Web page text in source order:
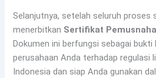
Selanjutnya, setelah seluruh proses
menerbitkan Sertifikat
Dokumen ini berfungsi sebagai bukti
perusahaan Anda terhadap regulasi
Indonesia dan siap Anda gunakan